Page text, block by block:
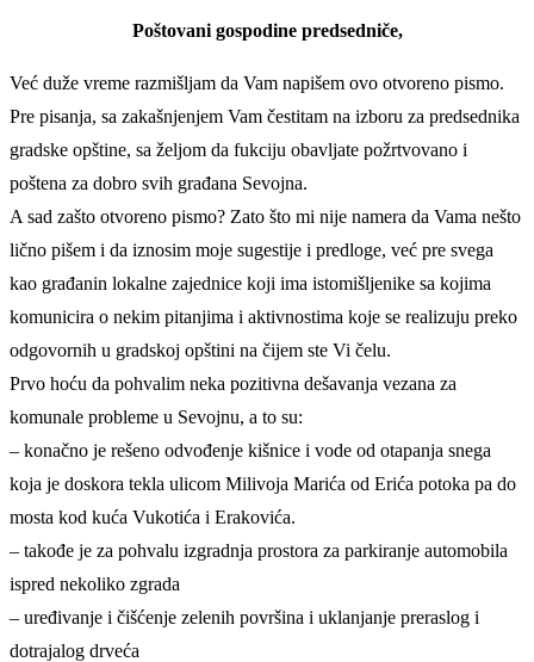
Poštovani gospodine predsedniče,
Već duže vreme razmišljam da Vam napišem ovo otvoreno pismo.
Pre pisanja, sa zakašnjenjem Vam čestitam na izboru za predsednika
gradske opštine, sa željom da fukciju obavljate požrtvovano i
poštena za dobro svih građana Sevojna.
A sad zašto otvoreno pismo? Zato što mi nije namera da Vama nešto
lično pišem i da iznosim moje sugestije i predloge, već pre svega
kao građanin lokalne zajednice koji ima istomišljenike sa kojima
komunicira o nekim pitanjima i aktivnostima koje se realizuju preko
odgovornih u gradskoj opštini na čijem ste Vi čelu.
Prvo hoću da pohvalim neka pozitivna dešavanja vezana za
komunale probleme u Sevojnu, a to su:
– konačno je rešeno odvođenje kišnice i vode od otapanja snega
koja je doskora tekla ulicom Milivoja Marića od Erića potoka pa do
mosta kod kuća Vukotića i Erakovića.
– takođe je za pohvalu izgradnja prostora za parkiranje automobila
ispred nekoliko zgrada
– uređivanje i čišćenje zelenih površina i uklanjanje preraslog i
dotrajalog drveća